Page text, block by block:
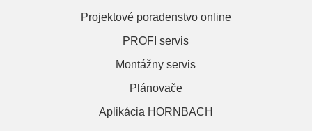
Projektové poradenstvo online
PROFI servis
Montážny servis
Plánovače
Aplikácia HORNBACH